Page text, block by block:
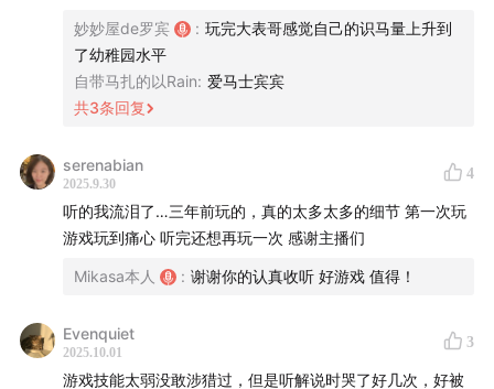
他们尊重生命，热爱生命，深知人与自然共处的道理。所以
当有捕猎者违反了印第安人长久以来坚持的自然法则 以屠戮
为目的打破人与自然的平衡与和谐，冷静如查尔斯也会异常
愤怒。就这一个15分钟的支线，将不熟知印第安人的我们了
是他后来帮保留地的一种伏笔。
第二个点我想讲的是，在亚瑟最后一张回到营地和迈卡对峙
的这一段我的解读：
两边的站队以达奇迈卡为首的是比尔 哈维尔 以及迈卡的两个
编外人员
这站队其实完全有迹可循，以达奇为首这一派其实代表的是
旧社会，他选择相信迈卡的原因也是因为他想继续做黑帮，
当一个旧社会的“土皇帝”，没有办法接受实在落幕的事实，
妙妙屋de罗宾 : 玩完大表哥感觉自己的识马量上升到
了幼稚园水平
自带马扎的以Rain: 爱马士宾宾
共3条回复
serenabian
2025.9.30
4
听的我流泪了…三年前玩的，真的太多太多的细节 第一次玩
游戏玩到痛心 听完还想再玩一次 感谢主播们
Mikasa本人 : 谢谢你的认真收听 好游戏 值得！
Evenquiet
2025.10.01
3
游戏技能太弱没敢涉猎过，但是听解说时哭了好几次，好被